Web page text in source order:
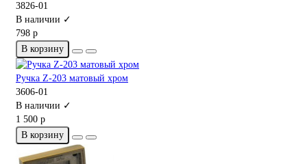
3826-01
В наличии ✓
798 р
В корзину
Ручка Z-203 матовый хром
3606-01
В наличии ✓
1 500 р
В корзину